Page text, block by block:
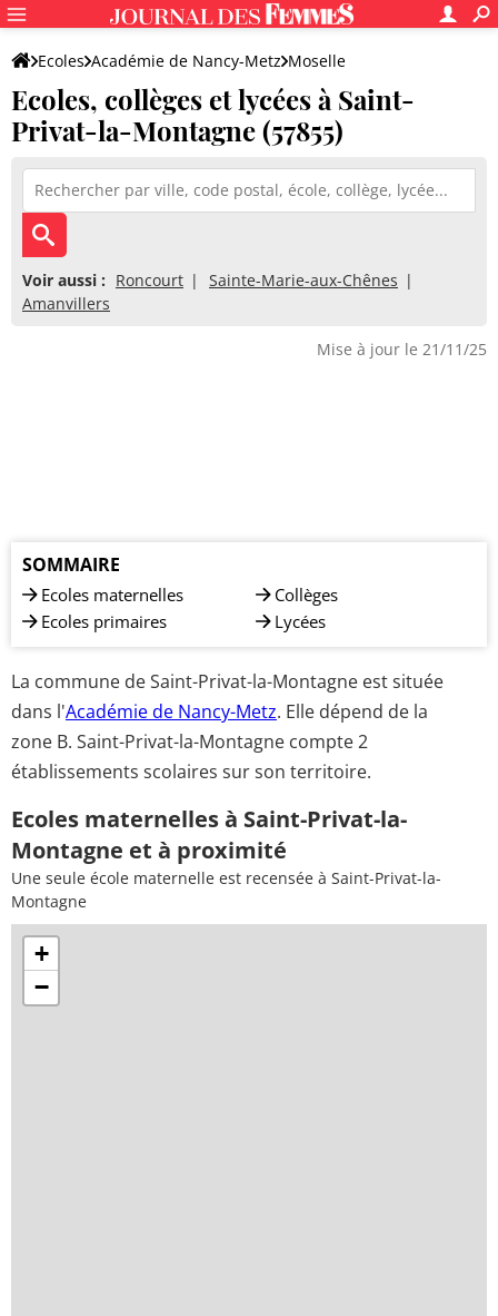
Ecoles Académie de Nancy-Metz Moselle
Ecoles, collèges et lycées à Saint-
Privat-la-Montagne (57855)
Voir aussi : Roncourt
Sainte-Marie-aux-Chênes
Amanvillers
Mise à jour le 21/11/25
SOMMAIRE
Ecoles maternelles
Ecoles primaires
Collèges
Lycées
La commune de Saint-Privat-la-Montagne est située
dans l'Académie de Nancy-Metz. Elle dépend de la
zone B. Saint-Privat-la-Montagne compte 2
établissements scolaires sur son territoire.
Ecoles maternelles à Saint-Privat-la-
Montagne et à proximité
Une seule école maternelle est recensée à Saint-Privat-la-
Montagne
+
−